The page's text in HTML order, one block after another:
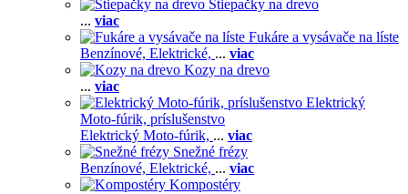
Štiepačky na drevo
... viac
Fukáre a vysávače na líste
Benzínové, Elektrické, ... viac
Kozy na drevo
... viac
Elektrický
Moto-fúrik, príslušenstvo
Elektrický Moto-fúrik, ... viac
Snežné frézy
Benzínové, Elektrické, ... viac
Kompostéry